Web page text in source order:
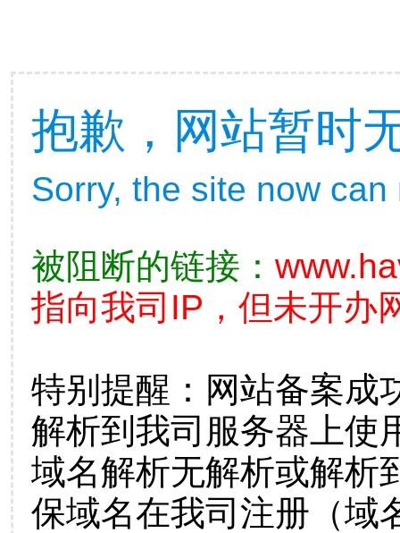
抱歉，网站暂时
Sorry, the site now
被阻断的链接：
指向我司IP，但未开办
特别提醒：网站备案成
解析到我司服务器上使
域名解析无解析或解析
保域名在我司注册（域